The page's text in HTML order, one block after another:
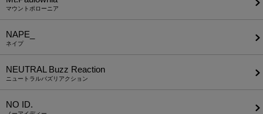
マウントポローニア
NAPE_
ネイプ
NEUTRAL Buzz Reaction
ニュートラルバズリアクション
NO ID.